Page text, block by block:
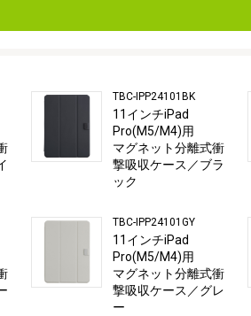
TBC-IPP24101BK
11インチiPad
Pro(M5/M4)用
マグネット分離式衝
撃吸収ケース／ブラ
ック
TBC-IPP24101GY
11インチiPad
Pro(M5/M4)用
マグネット分離式衝
撃吸収ケース／グレ
ー